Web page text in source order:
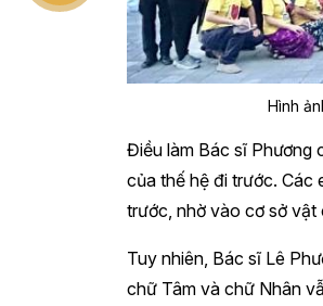
Hình
Điều làm Bác sĩ Phương
của thế hệ đi trước. Các
trước, nhờ vào cơ sở vật
Tuy nhiên, Bác sĩ Lê
chữ Tâm và chữ Nhân